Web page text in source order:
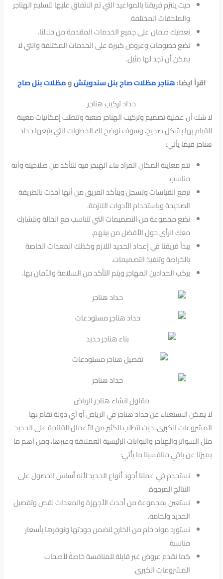
حيث يلتزم فريقنا بالمواعيد التي تم الاتفاق عليها لتسليم الهناجر
والملحقات المختلفة.
نعطيك ضمان على جميع الخدمات المقدمة من خلالنا.
نضع خصومات وعروض كبيرة على الخدمات المختلفة والتي لا
يمكن أن تجد لها مثيل.
اقرأ ايضا:هناجر مظلات صاج بنل سندويتشومظلات بنل صاج
حداد تركيب هناجر
لا شك أن عملية تصميم وتركيب الهناجر صعبة وتتطلب إمكانيات معينة
للقيام بها بشكل صحيح، وسوف نوضح لك الخطوات التي يتبعها حداد
هناجر فيما يأتي:
تتم معاينة المكان المراد بناء الهنجر فيه للتأكد من صلاحيته وأنه
مناسب.
ترفع القياسات وتسجل ويتأكد الفريق من أنها أخذت بالطريقة
الصحيحة وباستخدام الأدوات اللازمة.
نضع مجموعة من التصميمات التي تتناسب مع الحالة ونتشارك
معك الرأي حول الأفضل من بينهم.
يبدأ فريقنا في إعداد الحديد اللازم وكذلك المعدات الخاصة
بالخراطة وتنفيذ التصميمات.
يركب الحدادين المهاجر ويتم التأكد من السلامة والأمان بها.
مقاول انشاء هناجر الرياض
لا يمكن الاستغناء عن حداد هناجر في الرياض أو أي دولة تقام بها
المشروعات الكبرى، حيث تتطلب الكثير من الأعمال القائمة على الحديد
مثل السواتر والهناجر والبوابات الرئيسية العملاقة وغيرها، ومن أهم ما
يميزنا عن باقي منافسينا ما يأتي:
نستخدم في عملنا أجود أنواع الحديد لأنه أساس الحصول على
النتائج المرجوة.
نستعين بمجموعة من أحدث الأجهزة والمعدات لقص وتفصيل
الحديد ولحامه.
نستورد مواد خام من الخارج لنضمن جودتها ونوفرها بأسعار
مناسبة.
كما نقدم عروض غير قابلة للمنافسة خاصةً لأصحاب
المشروعات الكبرى.